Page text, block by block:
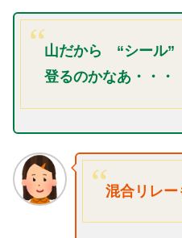
山だから “シール
登るのかなあ・・・
混合リレー